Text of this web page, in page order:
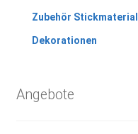
Zubehör Stickmaterial
Dekorationen
Angebote